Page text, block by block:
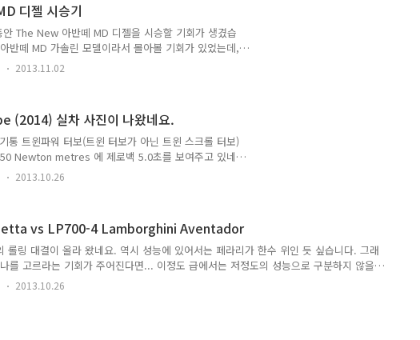
는 K톡 사에 근무하는 지인과 함께 CLS 350을 타고 갔
수 있었죠 ㅎ CLS 350에 대한 간단한 리뷰는 추후에
밤 늦게 도착한 기아자동차 시흥 사업소..
디젤 시승기
The New 아반떼 MD 디젤을 시승할 기회가 생겼습
반떼 MD 가솔린 모델이라서 몰아볼 기회가 있었는데,
더 좋은 기회였던 것 같습니다. 그리 긴 거리를 달려
마치고 늦은 밤에 차량이 없는 길에서 달려볼 수 있었
은 없습니다. 전체적인 모습은 아래와 같습니다. 사실
모델 중의 하나이고 전세계적으로도 베스트 셀링카
볼 수 있어서 신선한 감은 없습니다. 그래도 나름 ..
2013.11.02
(2014) 실차 사진이 나왔네요.
통 트윈파워 터보(트윈 터보가 아닌 트윈 스크롤 터보)
Newton metres 에 제로백 5.0초를 보여주고 있네
탑재된 듯 보이구요, 기본적으로 6단 수동 기어가
경우 8단 미션이 탑재 되며, 런치콘트롤을 사용할 경우
즈인데도 불구하고 연비가 이렇게 잘 나온다니 ^^ 대
역한 것인지 모르겠지만 위 연비는 수동 연비이고 8
려 연비가 상승하네요. 7.6Lit..
2013.10.26
vs LP700-4 Lamborghini Aventador
링 대결이 올라 왔네요. 역시 성능에 있어서는 페라리가 한수 위인 듯 싶습니다. 그래
를 고르라는 기회가 주어진다면... 이정도 급에서는 저정도의 성능으로 구분하지 않을
는 디자인 + 포스가 더 중요하죠 ^^ 개인적으로는 베를리네타보다 아벤타도르 승 ^^
2013.10.26